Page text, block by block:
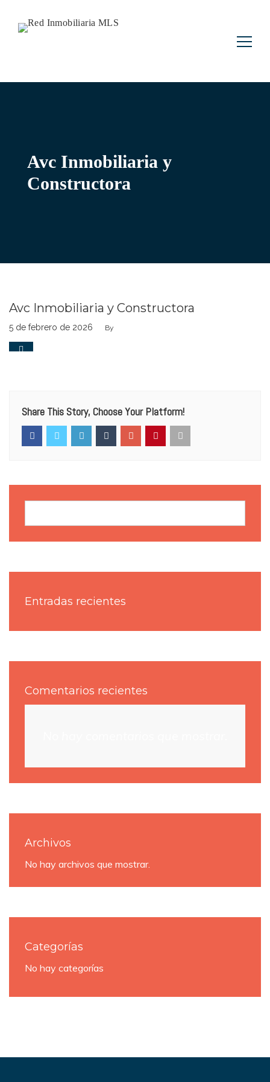
Buscar:
Avc Inmobiliaria y
Constructora
Avc Inmobiliaria y Constructora
5 de febrero de 2026 By
Share This Story, Choose Your Platform!
Entradas recientes
Comentarios recientes
Archivos
No hay archivos que mostrar.
Categorías
No hay categorías